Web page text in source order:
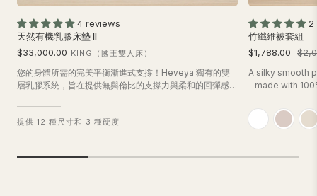
4 reviews
天然有機乳膠床墊 II
$33,000.00 KING（國王雙人床）
您的身體所需的完美平衡漸進式支撐！Heveya 獨有的雙
層乳膠系統，旨在提供無與倫比的支撐力與柔和的回彈感，
提供 12 種尺寸和 3 種硬度
2
竹纖維被套組
$1,788.00
A silky smooth
- made with
from sliding
2 pillow cases